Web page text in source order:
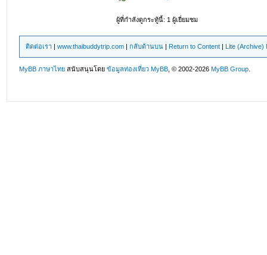
ผู้ที่กำลังดูกระทู้นี้: 1 ผู้เยี่ยมชม
ติดต่อเรา |www.thaibuddytrip.com |กลับด้านบน | Return to Content | Lite (Archive)
MyBB ภาษาไทย สนับสนุนโดยข้อมูลท่องเที่ยว MyBB , © 2002-2026MyBB Group